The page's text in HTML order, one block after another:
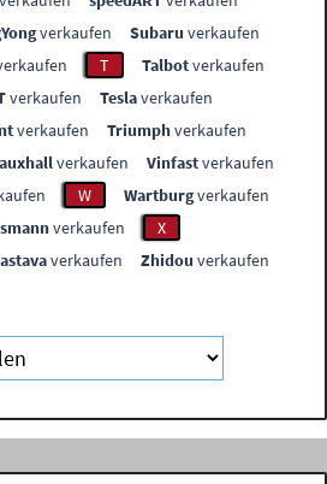
verkaufen Subaru verkaufen
T Talbotverkaufen
verkaufen Teslaverkaufen
verkaufen Triumphverkaufen
verkaufen Vinfastverkaufen
W Wartburgverkaufen
verkaufen
X
verkaufen Zhidou verkaufen